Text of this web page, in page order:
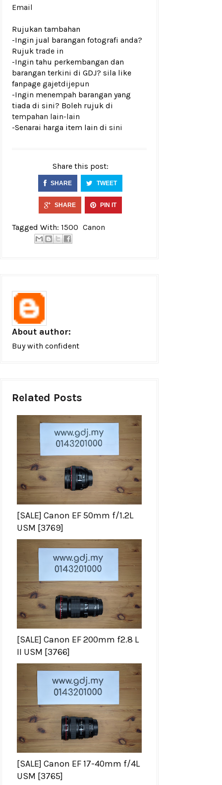
Email
Rujukan tambahan
-Ingin jual barangan fotografi anda?
Rujuk trade in
-Ingin tahu perkembangan dan
barangan terkini di GDJ? sila like
fanpage gajetdijepun
-Ingin menempah barangan yang
tiada di sini? Boleh rujuk di
tempahan lain-lain
-Senarai harga item lain di sini
Share this post:
SHARE TWEET
SHARE PIN IT
Tagged With: 1500 Canon
About author:
Buy with confident
Related Posts
[SALE] Canon EF 50mm f/1.2L
USM [3769]
[SALE] Canon EF 200mm f2.8 L
II USM [3766]
[SALE] Canon EF 17-40mm f/4L
USM [3765]